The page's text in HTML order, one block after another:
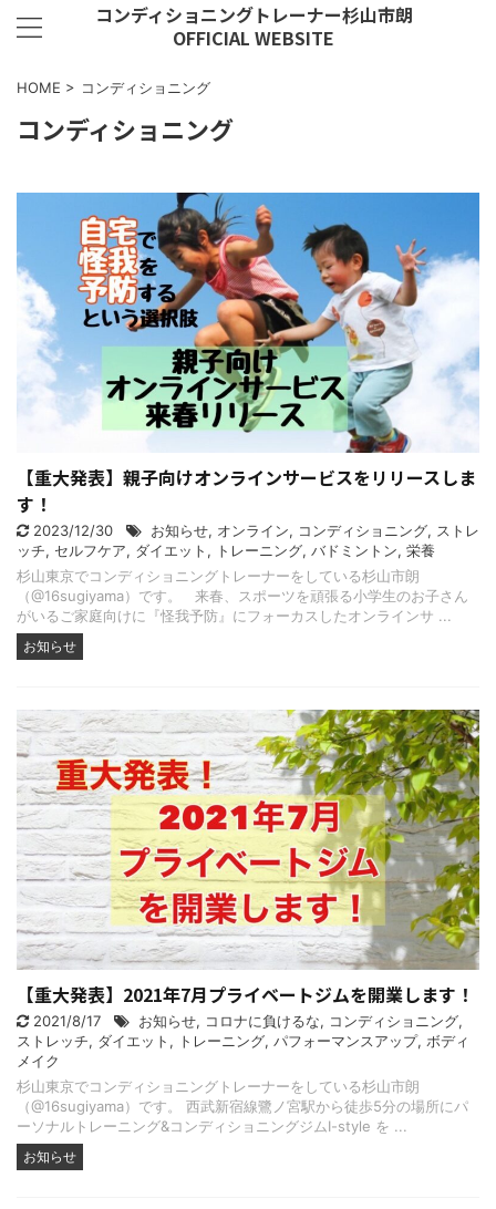
コンディショニングトレーナー杉山市朗
OFFICIAL WEBSITE
HOME > コンディショニング
コンディショニング
【重大発表】親子向けオンラインサービスをリリースしま
す！
2023/12/30 お知らせ, オンライン, コンディショニング, ストレ
ッチ, セルフケア, ダイエット , トレーニング, バドミントン, 栄養
杉山東京でコンディショニングトレーナーをしている杉山市朗
（@16sugiyama）です。 来春、スポーツを頑張る小学生のお子さん
がいるご家庭向けに『怪我予防』にフォーカスしたオンラインサ ...
お知らせ
【重大発表】2021年7月プライベートジムを開業します！
2021/8/17 お知らせ, コロナに負けるな, コンディショニング,
ストレッチ, ダイエット , トレーニング, パフォーマンスアップ, ボディ
メイク
杉山東京でコンディショニングトレーナーをしている杉山市朗
（@16sugiyama）です。 西武新宿線鷺ノ宮駅から徒歩5分の場所にパ
ーソナルトレーニング&コンディショニングジムI-style を ...
お知らせ